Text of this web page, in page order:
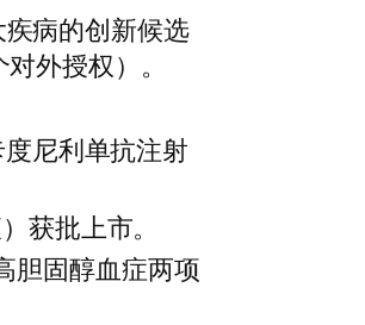
病的创新候选
外授权）。
度尼利单抗注射
获批上市。
胆固醇血症两项